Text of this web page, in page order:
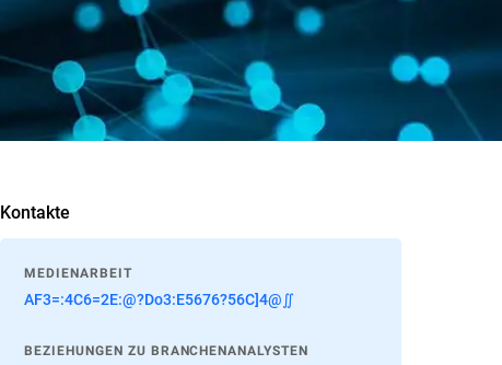
Kontakte
MEDIENARBEIT
AF3=:4C6=2E:@?Do3:E5676?56C]4@∬
BEZIEHUNGEN ZU BRANCHENANALYSTEN